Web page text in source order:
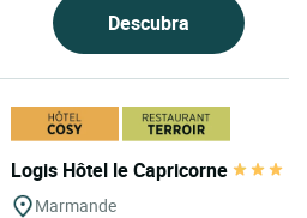
Descubra
Logis Hôtel le Capricorne
Marmande